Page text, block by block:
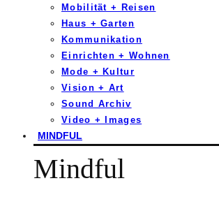
Mobilität + Reisen
Haus + Garten
Kommunikation
Einrichten + Wohnen
Mode + Kultur
Vision + Art
Sound Archiv
Video + Images
MINDFUL
Mindful